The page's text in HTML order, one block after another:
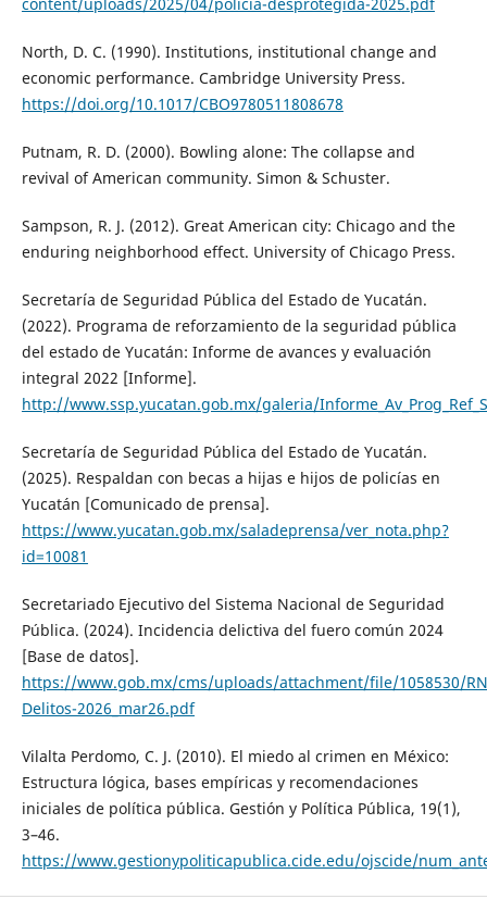
content/uploads/2025/04/policia-desprotegida-2025.pdf
North, D. C. (1990). Institutions, institutional change and
economic performance. Cambridge University Press.
https://doi.org/10.1017/CBO9780511808678
Putnam, R. D. (2000). Bowling alone: The collapse and
revival of American community. Simon & Schuster.
Sampson, R. J. (2012). Great American city: Chicago and the
enduring neighborhood effect. University of Chicago Press.
Secretaría de Seguridad Pública del Estado de Yucatán.
(2022). Programa de reforzamiento de la seguridad pública
del estado de Yucatán: Informe de avances y evaluación
integral 2022 [Informe].
http://www.ssp.yucatan.gob.mx/galeria/
Secretaría de Seguridad Pública del Estado de Yucatán.
(2025). Respaldan con becas a hijas e hijos de policías en
Yucatán [Comunicado de prensa].
https://www.yucatan.gob.mx/saladeprensa/ver_nota.php?
id=10081
Secretariado Ejecutivo del Sistema Nacional de Seguridad
Pública. (2024). Incidencia delictiva del fuero común 2024
[Base de datos].
https://www.gob.mx/cms/uploads/attachment/file/1058530/
Delitos-2026_mar26.pdf
Vilalta Perdomo, C. J. (2010). El miedo al crimen en México:
Estructura lógica, bases empíricas y recomendaciones
iniciales de política pública. Gestión y Política Pública, 19(1),
3–46.
https://www.gestionypoliticapublica.cide.edu/ojscide/